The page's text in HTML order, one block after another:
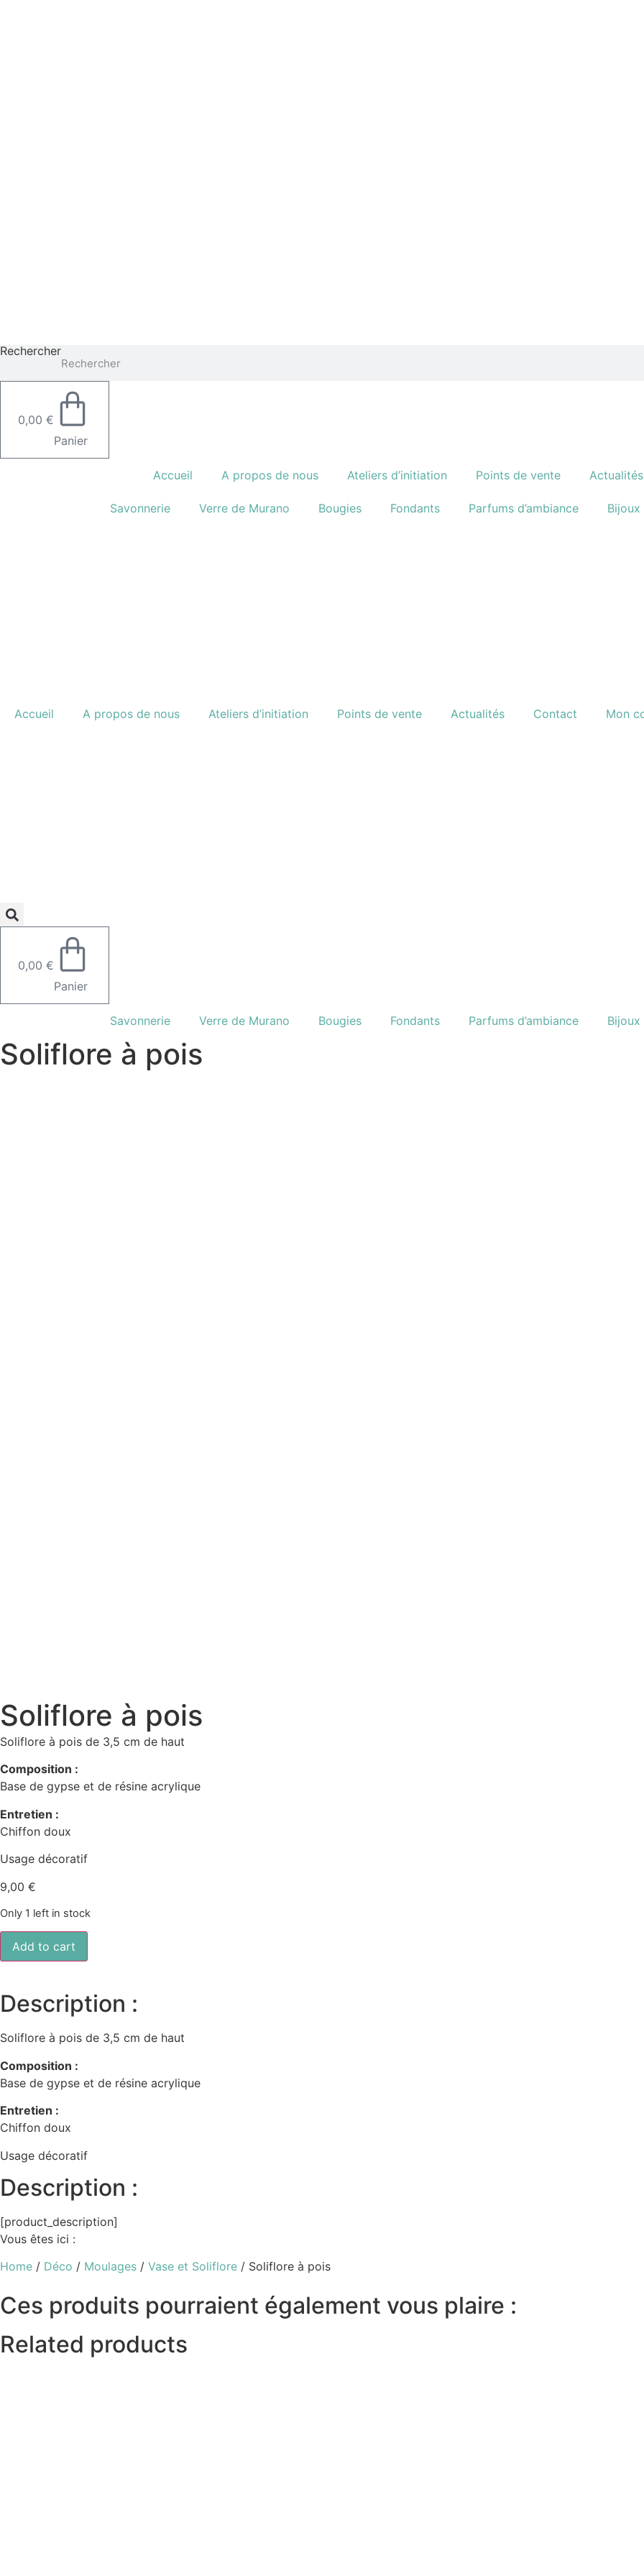
Rechercher
0,00 €
Panier
Accueil A propos de nous Ateliers d’initiation Points de vente Actualités
Savonnerie Verre de Murano Bougies Fondants Parfums d’ambiance
Accueil A propos de nous Ateliers d’initiation Points de vente Actualités Contact Mon
0,00 €
Panier
Savonnerie Verre de Murano Bougies Fondants Parfums d’ambiance
Soliflore à pois
Soliflore à pois
Soliflore à pois de 3,5 cm de haut
Composition :
Base de gypse et de résine acrylique
Entretien :
Chiffon doux
Usage décoratif
9,00 €
Only 1 left in stock
Soliflore
pois
Add to cart
Description :
Soliflore à pois de 3,5 cm de haut
Composition :
Base de gypse et de résine acrylique
Entretien :
Chiffon doux
Usage décoratif
Description :
[product_description]
Vous êtes ici :
Home / Déco / Moulages / Vase et Soliflore / Soliflore à pois
Ces produits pourraient également vous plaire :
Related products